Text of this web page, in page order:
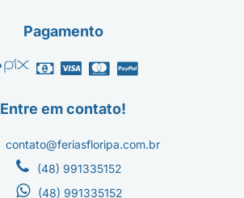
Pagamento
Entre em contato!
contato@feriasfloripa.com.br
(48) 991335152
(48) 991335152